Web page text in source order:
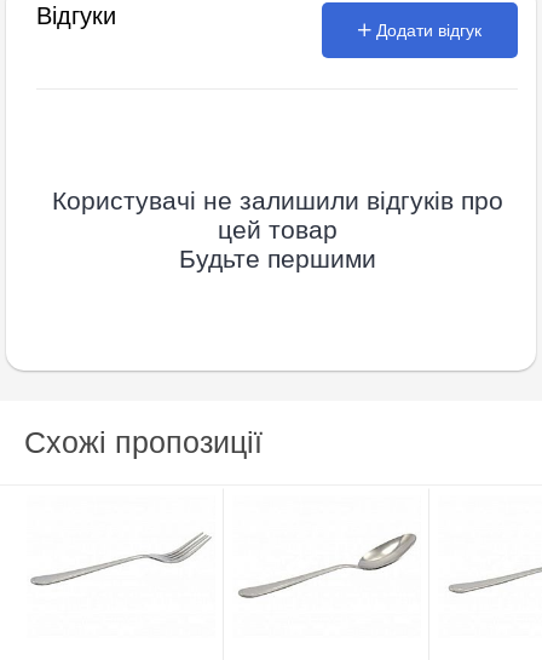
Відгуки
Додати відгук
Користувачі не залишили відгуків про
цей товар
Будьте першими
Схожі пропозиції